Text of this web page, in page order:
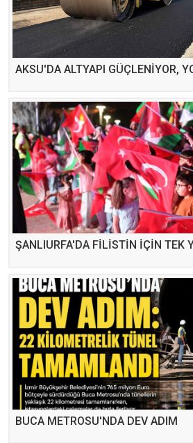
AKSU'DA ALTYAPI GÜÇLENİYOR,
ŞANLIURFA'DA FİLİSTİN İÇİN TEK
BUCA METROSU'NDA DEV ADIM